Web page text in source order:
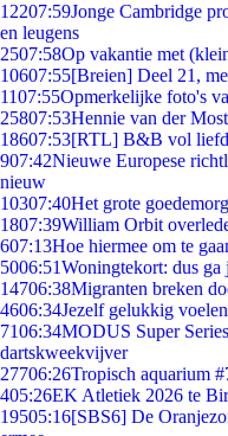
12207:59Jonge Cambridge
en leugens
2507:58Op vakantie met
10607:55[Breien] Deel 21,
1107:55Opmerkelijke foto's
25807:53Hennie van der
18607:53[RTL] B&B vol
907:42Nieuwe Europese
nieuw
10307:40Het grote
1807:39William Orbit
607:13Hoe hiermee om te
5006:51Woningtekort: dus ga
14706:38Migranten breken
4606:34Jezelf gelukkig
7106:34MODUS Super
dartskweekvijver
27706:26Tropisch aquarium
405:26EK Atletiek 2026 te
19505:16[SBS6] De